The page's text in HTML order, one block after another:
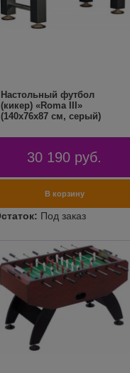
Настольный футбол
(кикер) «Roma III»
(140x76x87 см, серый)
30 190 руб.